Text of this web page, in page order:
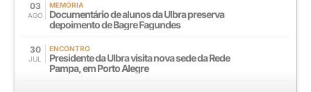
03
AGO
MEMÓRIA
Documentário de alunos da Ulbra preserva
depoimento de Bagre Fagundes
30
JUL
ENCONTRO
Presidente da Ulbra visita nova sede da Rede
Pampa, em Porto Alegre